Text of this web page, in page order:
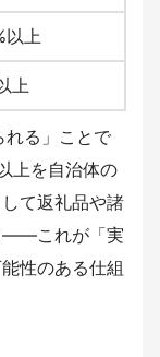
以上
上
れる」ことで
上を自治体の
て返礼品や諸
――これが「実
性のある仕組